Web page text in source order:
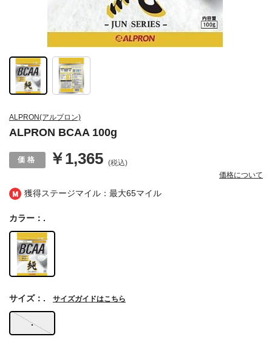
獲得ステージマイル：最大65マイル
ALPRON(アルプロン)
ALPRON BCAA 100g
￥1,365 (税込)
価格について
カラー：.
.
サイズ：. サイズガイドはこちら